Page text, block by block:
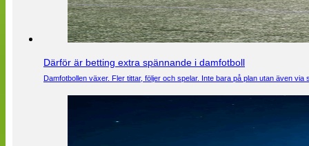
Därför är betting extra spännande i damfotboll
Damfotbollen växer. Fler tittar, följer och spelar. Inte bara på plan utan även